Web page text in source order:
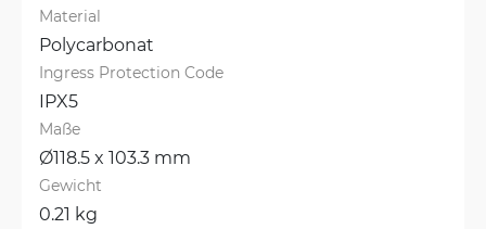
Material
Polycarbonat
Ingress Protection Code
IPX5
Maße
Ø118.5 x 103.3 mm
Gewicht
0.21 kg